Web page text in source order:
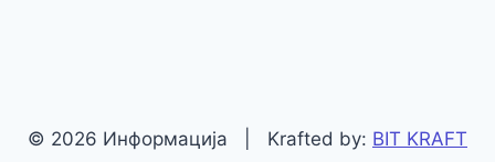
© 2026 Информација | Krafted by: BIT KRAFT